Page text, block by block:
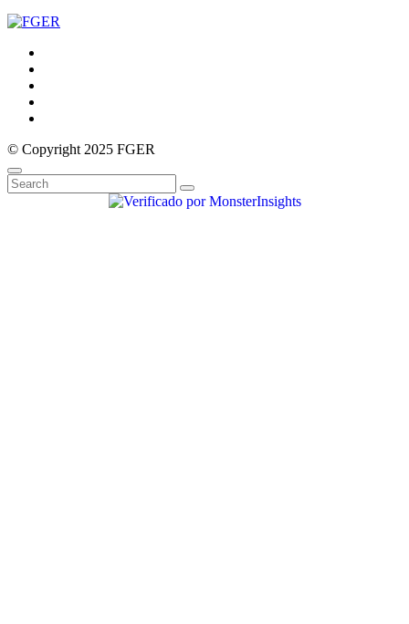
© Copyright 2025 FGER